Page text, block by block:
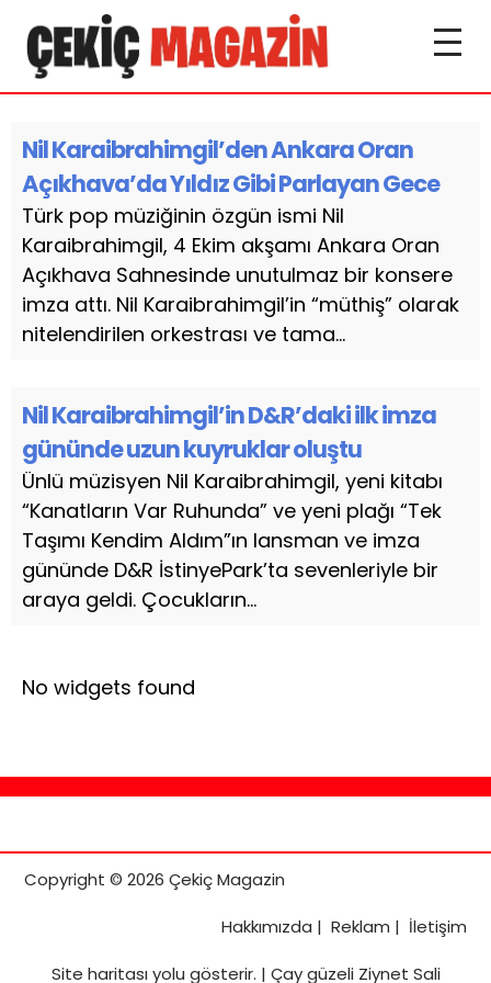
Nil Karaibrahimgil’den Ankara Oran
Açıkhava’da Yıldız Gibi Parlayan Gece
Türk pop müziğinin özgün ismi Nil
Karaibrahimgil, 4 Ekim akşamı Ankara Oran
Açıkhava Sahnesinde unutulmaz bir konsere
imza attı. Nil Karaibrahimgil’in “müthiş” olarak
nitelendirilen orkestrası ve tama...
Nil Karaibrahimgil’in D&R’daki ilk imza
gününde uzun kuyruklar oluştu
Ünlü müzisyen Nil Karaibrahimgil, yeni kitabı
“Kanatların Var Ruhunda” ve yeni plağı “Tek
Taşımı Kendim Aldım”ın lansman ve imza
gününde D&R İstinyePark’ta sevenleriyle bir
araya geldi. Çocukların...
No widgets found
Copyright © 2026 Çekiç Magazin
Hakkımızda | Reklam | İletişim
Site haritasıyolu gösterir. | Çay güzeli Ziynet Sali